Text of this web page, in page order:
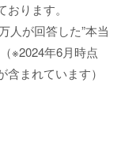
ります。
人が回答した”本当
※2024年6月時点
まれています）